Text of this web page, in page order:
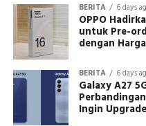
BERITA 6 days
OPPO
untuk Pre-
dengan
BERITA 6 days
Galaxy A27
Ingin